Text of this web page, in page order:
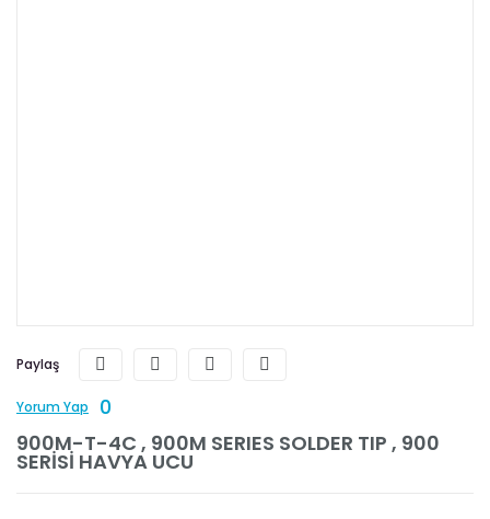
Paylaş
Yorum Yap
0
900M-T-4C , 900M SERIES SOLDER TIP , 900
SERİSİ HAVYA UCU